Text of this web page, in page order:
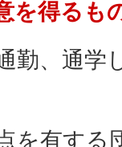
を得るも
勤、通学
を有する